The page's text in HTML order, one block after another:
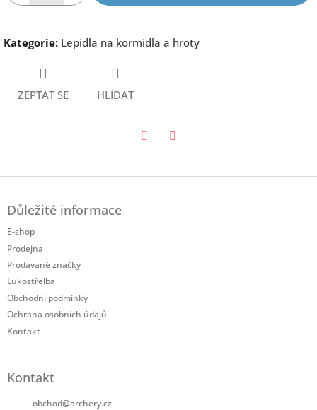
Kategorie: Lepidla na kormidla a hroty
ZEPTAT SE HLÍDAT
Důležité informace
E-shop
Prodejna
Prodávané značky
Lukostřelba
Obchodní podmínky
Ochrana osobních údajů
Kontakt
Kontakt
obchod@archery.cz